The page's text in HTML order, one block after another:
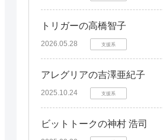
トリガーの高橋智子
2026.05.28 支援系
アレグリアの吉澤亜紀子
2025.10.24 支援系
ビットトークの神村 浩司